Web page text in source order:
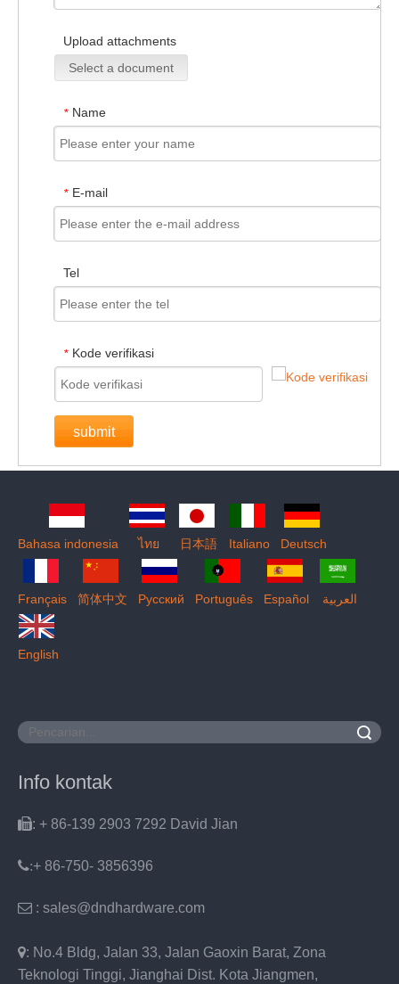
Upload attachments
Select a document
* Name
* E-mail
Tel
* Kode verifikasi
submit
Bahasa indonesia ไทย 日本語 Italiano Deutsch
Français 简体中文 Pусский Português Español العربية
English
Info kontak
: + 86-139 2903 7292 David Jian
:+ 86-750- 3856396
 : sales@dndhardware.com
: No.4 Bldg, Jalan 33, Jalan Gaoxin Barat, Zona
Teknologi Tinggi, Jianghai Dist. Kota Jiangmen,